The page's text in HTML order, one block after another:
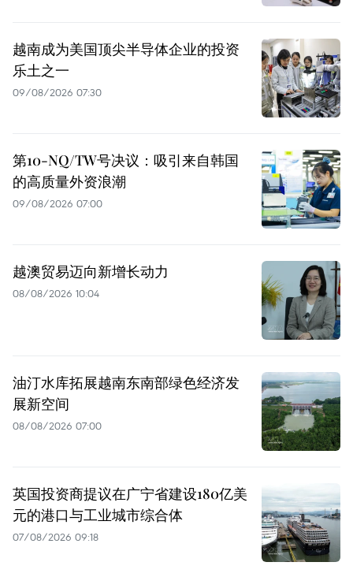
越南成为美国顶尖半导体企业的投资
乐土之一
09/08/2026 07:30
第10-NQ/TW号决议：吸引来自韩国
的高质量外资浪潮
09/08/2026 07:00
越澳贸易迈向新增长动力
08/08/2026 10:04
油汀水库拓展越南东南部绿色经济发
展新空间
08/08/2026 07:00
英国投资商提议在广宁省建设180亿美
元的港口与工业城市综合体
07/08/2026 09:18